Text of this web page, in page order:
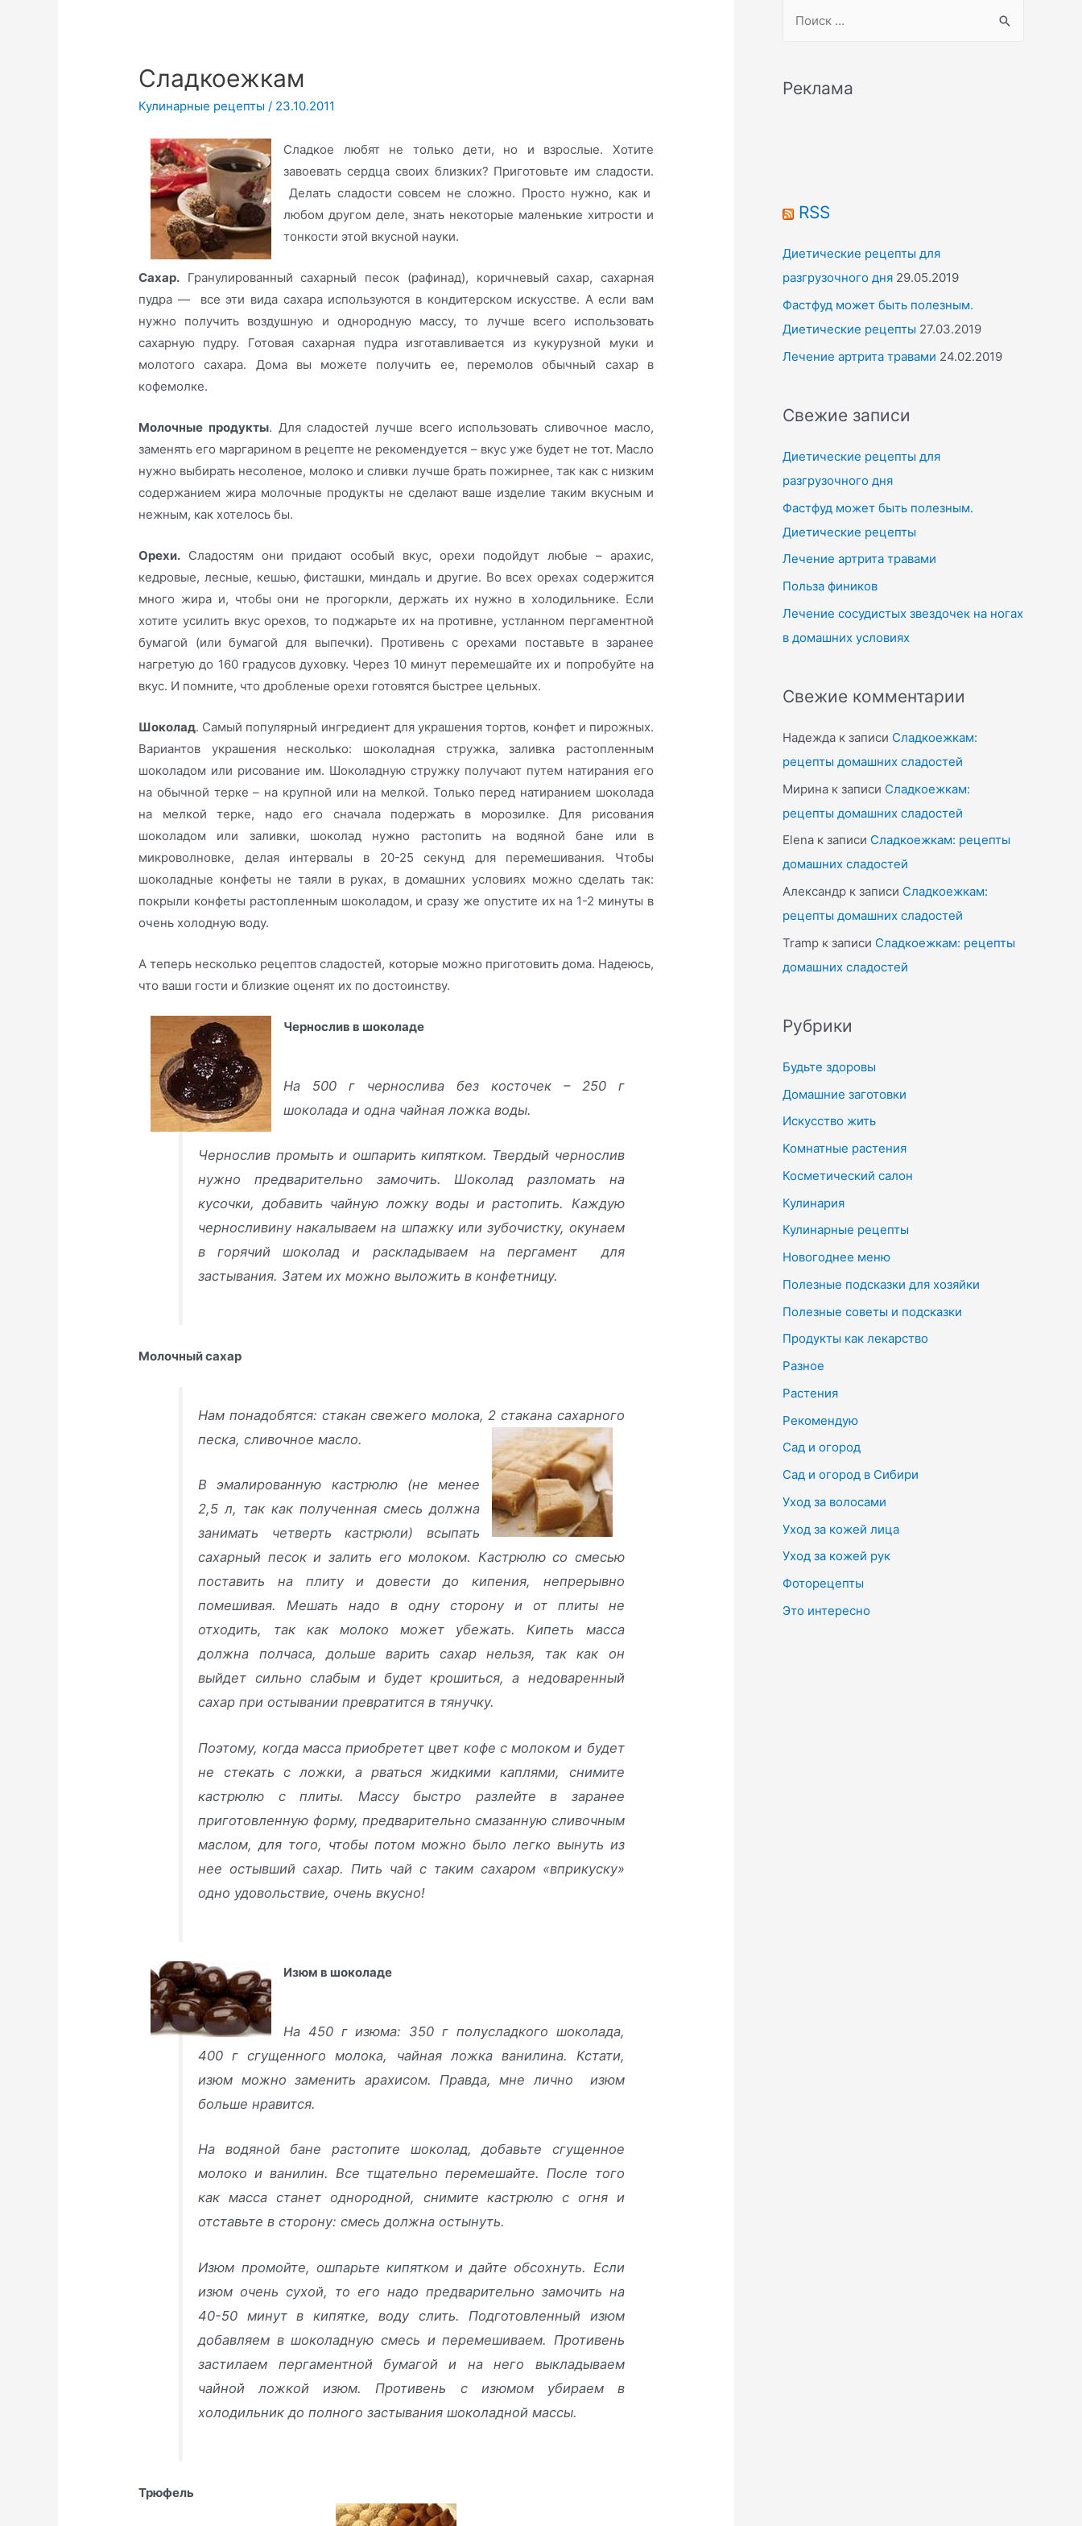
Сладкоежкам
Кулинарные рецепты / 23.10.2011
Сладкое любят не только дети, но и взрослые. Хотите
завоевать сердца своих близких? Приготовьте им сладости.
Делать сладости совсем не сложно. Просто нужно, как и
любом другом деле, знать некоторые маленькие хитрости и
тонкости этой вкусной науки.
Сахар. Гранулированный сахарный песок (рафинад), коричневый сахар, сахарная
пудра — все эти вида сахара используются в кондитерском искусстве. А если вам
нужно получить воздушную и однородную массу, то лучше всего использовать
сахарную пудру. Готовая сахарная пудра изготавливается из кукурузной муки и
молотого сахара. Дома вы можете получить ее, перемолов обычный сахар в
кофемолке.
Молочные продукты. Для сладостей лучше всего использовать сливочное масло,
заменять его маргарином в рецепте не рекомендуется – вкус уже будет не тот. Масло
нужно выбирать несоленое, молоко и сливки лучше брать пожирнее, так как с низким
содержанием жира молочные продукты не сделают ваше изделие таким вкусным и
нежным, как хотелось бы.
Орехи. Сладостям они придают особый вкус, орехи подойдут любые – арахис,
кедровые, лесные, кешью, фисташки, миндаль и другие. Во всех орехах содержится
много жира и, чтобы они не прогоркли, держать их нужно в холодильнике. Если
хотите усилить вкус орехов, то поджарьте их на противне, устланном пергаментной
бумагой (или бумагой для выпечки). Противень с орехами поставьте в заранее
нагретую до 160 градусов духовку. Через 10 минут перемешайте их и попробуйте на
вкус. И помните, что дробленые орехи готовятся быстрее цельных.
Шоколад. Самый популярный ингредиент для украшения тортов, конфет и пирожных.
Вариантов украшения несколько: шоколадная стружка, заливка растопленным
шоколадом или рисование им. Шоколадную стружку получают путем натирания его
на обычной терке – на крупной или на мелкой. Только перед натиранием шоколада
на мелкой терке, надо его сначала подержать в морозилке. Для рисования
шоколадом или заливки, шоколад нужно растопить на водяной бане или в
микроволновке, делая интервалы в 20-25 секунд для перемешивания. Чтобы
шоколадные конфеты не таяли в руках, в домашних условиях можно сделать так:
покрыли конфеты растопленным шоколадом, и сразу же опустите их на 1-2 минуты в
очень холодную воду.
А теперь несколько рецептов сладостей, которые можно приготовить дома. Надеюсь,
что ваши гости и близкие оценят их по достоинству.
Чернослив в шоколаде
На 500 г чернослива без косточек – 250 г
шоколада и одна чайная ложка воды.
Чернослив промыть и ошпарить кипятком. Твердый чернослив
нужно предварительно замочить. Шоколад разломать на
кусочки, добавить чайную ложку воды и растопить. Каждую
черносливину накалываем на шпажку или зубочистку, окунаем
в горячий шоколад и раскладываем на пергамент для
застывания. Затем их можно выложить в конфетницу.
Молочный сахар
Нам понадобятся: стакан свежего молока, 2 стакана сахарного
песка, сливочное масло.
В эмалированную кастрюлю (не менее
2,5 л, так как полученная смесь должна
занимать четверть кастрюли) всыпать
сахарный песок и залить его молоком. Кастрюлю со смесью
поставить на плиту и довести до кипения, непрерывно
помешивая. Мешать надо в одну сторону и от плиты не
отходить, так как молоко может убежать. Кипеть масса
должна полчаса, дольше варить сахар нельзя, так как он
выйдет сильно слабым и будет крошиться, а недоваренный
сахар при остывании превратится в тянучку.
Поэтому, когда масса приобретет цвет кофе с молоком и будет
не стекать с ложки, а рваться жидкими каплями, снимите
кастрюлю с плиты. Массу быстро разлейте в заранее
приготовленную форму, предварительно смазанную сливочным
маслом, для того, чтобы потом можно было легко вынуть из
нее остывший сахар. Пить чай с таким сахаром «вприкуску»
одно удовольствие, очень вкусно!
Изюм в шоколаде
На 450 г изюма: 350 г полусладкого шоколада,
400 г сгущенного молока, чайная ложка ванилина. Кстати,
изюм можно заменить арахисом. Правда, мне лично изюм
больше нравится.
На водяной бане растопите шоколад, добавьте сгущенное
молоко и ванилин. Все тщательно перемешайте. После того
как масса станет однородной, снимите кастрюлю с огня и
отставьте в сторону: смесь должна остынуть.
Изюм промойте, ошпарьте кипятком и дайте обсохнуть. Если
изюм очень сухой, то его надо предварительно замочить на
40-50 минут в кипятке, воду слить. Подготовленный изюм
добавляем в шоколадную смесь и перемешиваем. Противень
застилаем пергаментной бумагой и на него выкладываем
чайной ложкой изюм. Противень с изюмом убираем в
холодильник до полного застывания шоколадной массы.
Трюфель
rРеклама
RSS
Диетические рецепты для
разгрузочного дня 29.05.2019
Фастфуд может быть полезным.
Диетические рецепты 27.03.2019
Лечение артрита травами 24.02.2019
Свежие записи
Диетические рецепты для
разгрузочного дня
Фастфуд может быть полезным.
Диетические рецепты
Лечение артрита травами
Польза фиников
Лечение сосудистых звездочек на ногах
в домашних условиях
Свежие комментарии
Надежда к записи Сладкоежкам:
рецепты домашних сладостей
Мирина к записи Сладкоежкам:
рецепты домашних сладостей
Elena к записи Сладкоежкам: рецепты
домашних сладостей
Александр к записи Сладкоежкам:
рецепты домашних сладостей
Tramp к записи Сладкоежкам: рецепты
домашних сладостей
Рубрики
Будьте здоровы
Домашние заготовки
Искусство жить
Комнатные растения
Косметический салон
Кулинария
Кулинарные рецепты
Новогоднее меню
Полезные подсказки для хозяйки
Полезные советы и подсказки
Продукты как лекарство
Разное
Растения
Рекомендую
Сад и огород
Сад и огород в Сибири
Уход за волосами
Уход за кожей лица
Уход за кожей рук
Фоторецепты
Это интересно